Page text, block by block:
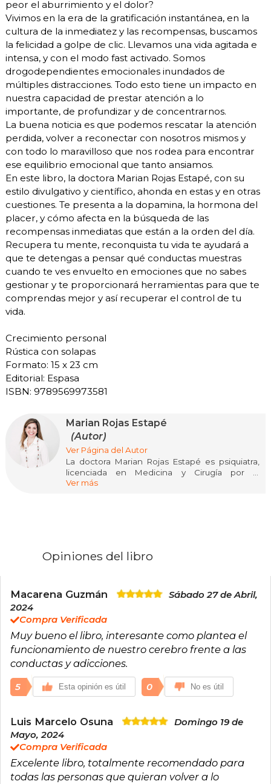
peor el aburrimiento y el dolor?
Vivimos en la era de la gratificación instantánea, en la
cultura de la inmediatez y las recompensas, buscamos
la felicidad a golpe de clic. Llevamos una vida agitada e
intensa, y con el modo fast activado. Somos
drogodependientes emocionales inundados de
múltiples distracciones. Todo esto tiene un impacto en
nuestra capacidad de prestar atención a lo
importante, de profundizar y de concentrarnos.
La buena noticia es que podemos rescatar la atención
perdida, volver a reconectar con nosotros mismos y
con todo lo maravilloso que nos rodea para encontrar
ese equilibrio emocional que tanto ansiamos.
En este libro, la doctora Marian Rojas Estapé, con su
estilo divulgativo y científico, ahonda en estas y en otras
cuestiones. Te presenta a la dopamina, la hormona del
placer, y cómo afecta en la búsqueda de las
recompensas inmediatas que están a la orden del día.
Recupera tu mente, reconquista tu vida te ayudará a
que te detengas a pensar qué conductas muestras
cuando te ves envuelto en emociones que no sabes
gestionar y te proporcionará herramientas para que te
comprendas mejor y así recuperar el control de tu
vida.
Crecimiento personal
Rústica con solapas
Formato: 15 x 23 cm
Editorial: Espasa
ISBN: 9789569973581
Marian Rojas Estapé
(Autor)
Ver Página del Autor
La doctora Marian Rojas Estapé es psiquiatra,
licenciada en Medicina y Cirugía por la
Universidad de Navarra. Trabaja en el Instituto
IPADE en México. Ha colaborado en varios
España como en el extranjero sobre estrés y
felicidad, educación, pantalla y redes sociales,
depresión y enfermedades somáticas.
En 2018 ha comenzado un proyecto, ilussio,
sobre emociones, motivación y felicidad en el
mundo empresarial.
www.marianrojas.com
Ver más
Opiniones del libro
Macarena Guzmán
Sábado 27 de Abril,
2024
Compra Verificada
Muy bueno el libro, interesante como plantea el
funcionamiento de nuestro cerebro frente a las
conductas y adicciones.
5 Esta opinión es útil 0 No es útil
Luis Marcelo Osuna
Domingo 19 de
Mayo, 2024
Compra Verificada
Excelente libro, totalmente recomendado para
todas las personas que quieran volver a lo